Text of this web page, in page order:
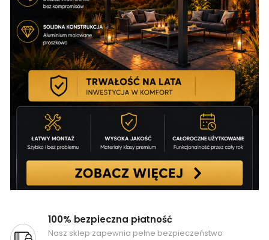
100% bezpieczna płatność
Nasz sklep zapewnia pełne bezpieczeństwo